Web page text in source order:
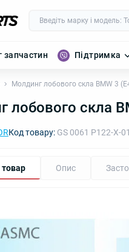
запчастин Підтримка
Молдинг лобового скла BMW 3
лобового скла
Код товару: GS 0061 P122-X-01
товар Опис